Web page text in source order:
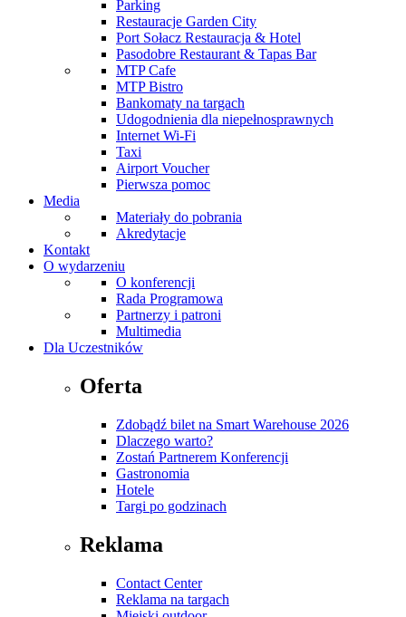
Parking
Restauracje Garden City
Port Sołacz Restauracja & Hotel
Pasodobre Restaurant & Tapas Bar
MTP Cafe
MTP Bistro
Bankomaty na targach
Udogodnienia dla niepełnosprawnych
Internet Wi-Fi
Taxi
Airport Voucher
Pierwsza pomoc
Media
Materiały do pobrania
Akredytacje
Kontakt
O wydarzeniu
O konferencji
Rada Programowa
Partnerzy i patroni
Multimedia
Dla Uczestników
Oferta
Zdobądź bilet na Smart Warehouse 2026
Dlaczego warto?
Zostań Partnerem Konferencji
Gastronomia
Hotele
Targi po godzinach
Reklama
Contact Center
Reklama na targach